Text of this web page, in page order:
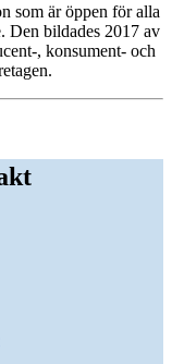
som är öppen för alla
Den bildades 2017 av
, konsument- och